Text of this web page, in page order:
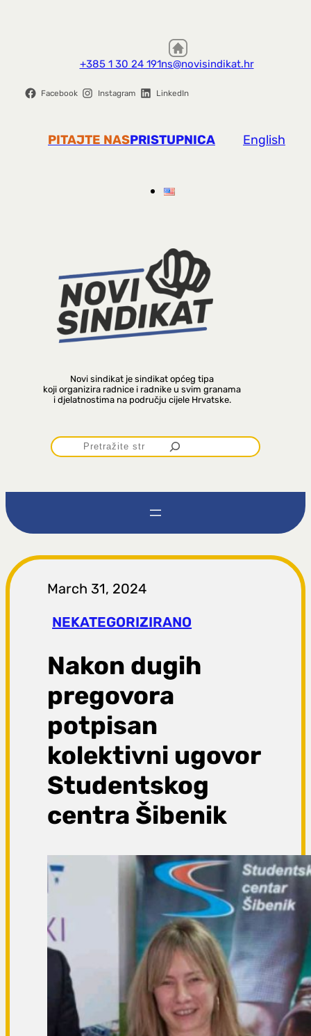
+385 1 30 24 191ns@novisindikat.hr
Facebook Instagram LinkedIn
PITAJTE NASPRISTUPNICA English
Novi sindikat je sindikat općeg tipa
koji organizira radnice i radnike u svim granama
i djelatnostima na području cijele Hrvatske.
P
r
t
r
a
g
a
March 31, 2024
NEKATEGORIZIRANO
Nakon dugih
pregovora
potpisan
kolektivni ugovor
Studentskog
centra Šibenik